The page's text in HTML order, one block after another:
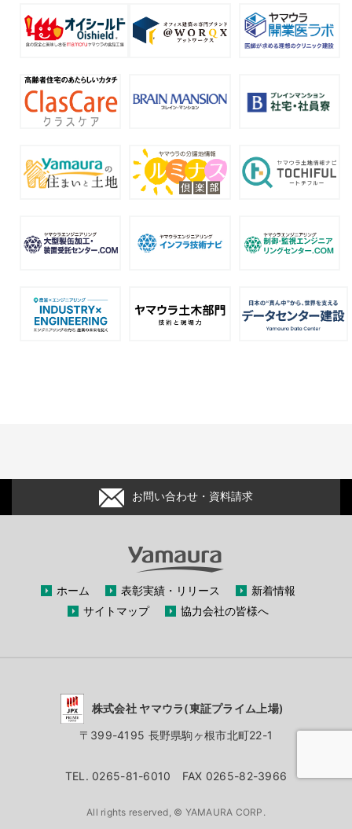
お問い合わせ・資料請求
ホーム 表彰実績・リリース
新着情報
サイトマップ
協力会社の皆様へ
株式会社 ヤマウラ(東証プライム上場)
〒399-4195 長野県駒ヶ根市北町22-1
TEL. 0265-81-6010 FAX 0265-82-3966
All rights reserved, © YAMAURA CORP.